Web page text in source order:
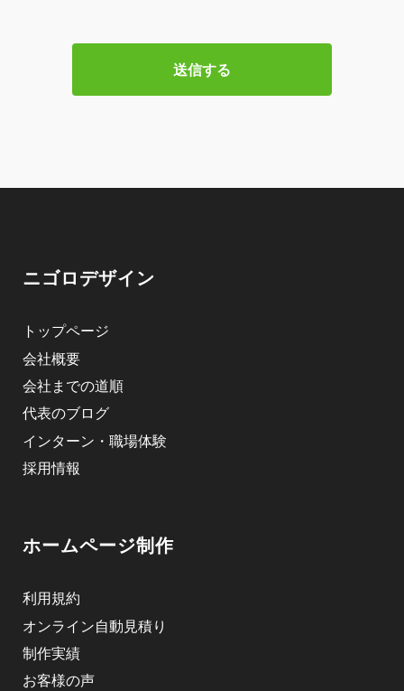
ニゴロデザイン
トップページ
会社概要
会社までの道順
代表のブログ
インターン・職場体験
採用情報
ホームページ制作
利用規約
オンライン自動見積り
制作実績
お客様の声